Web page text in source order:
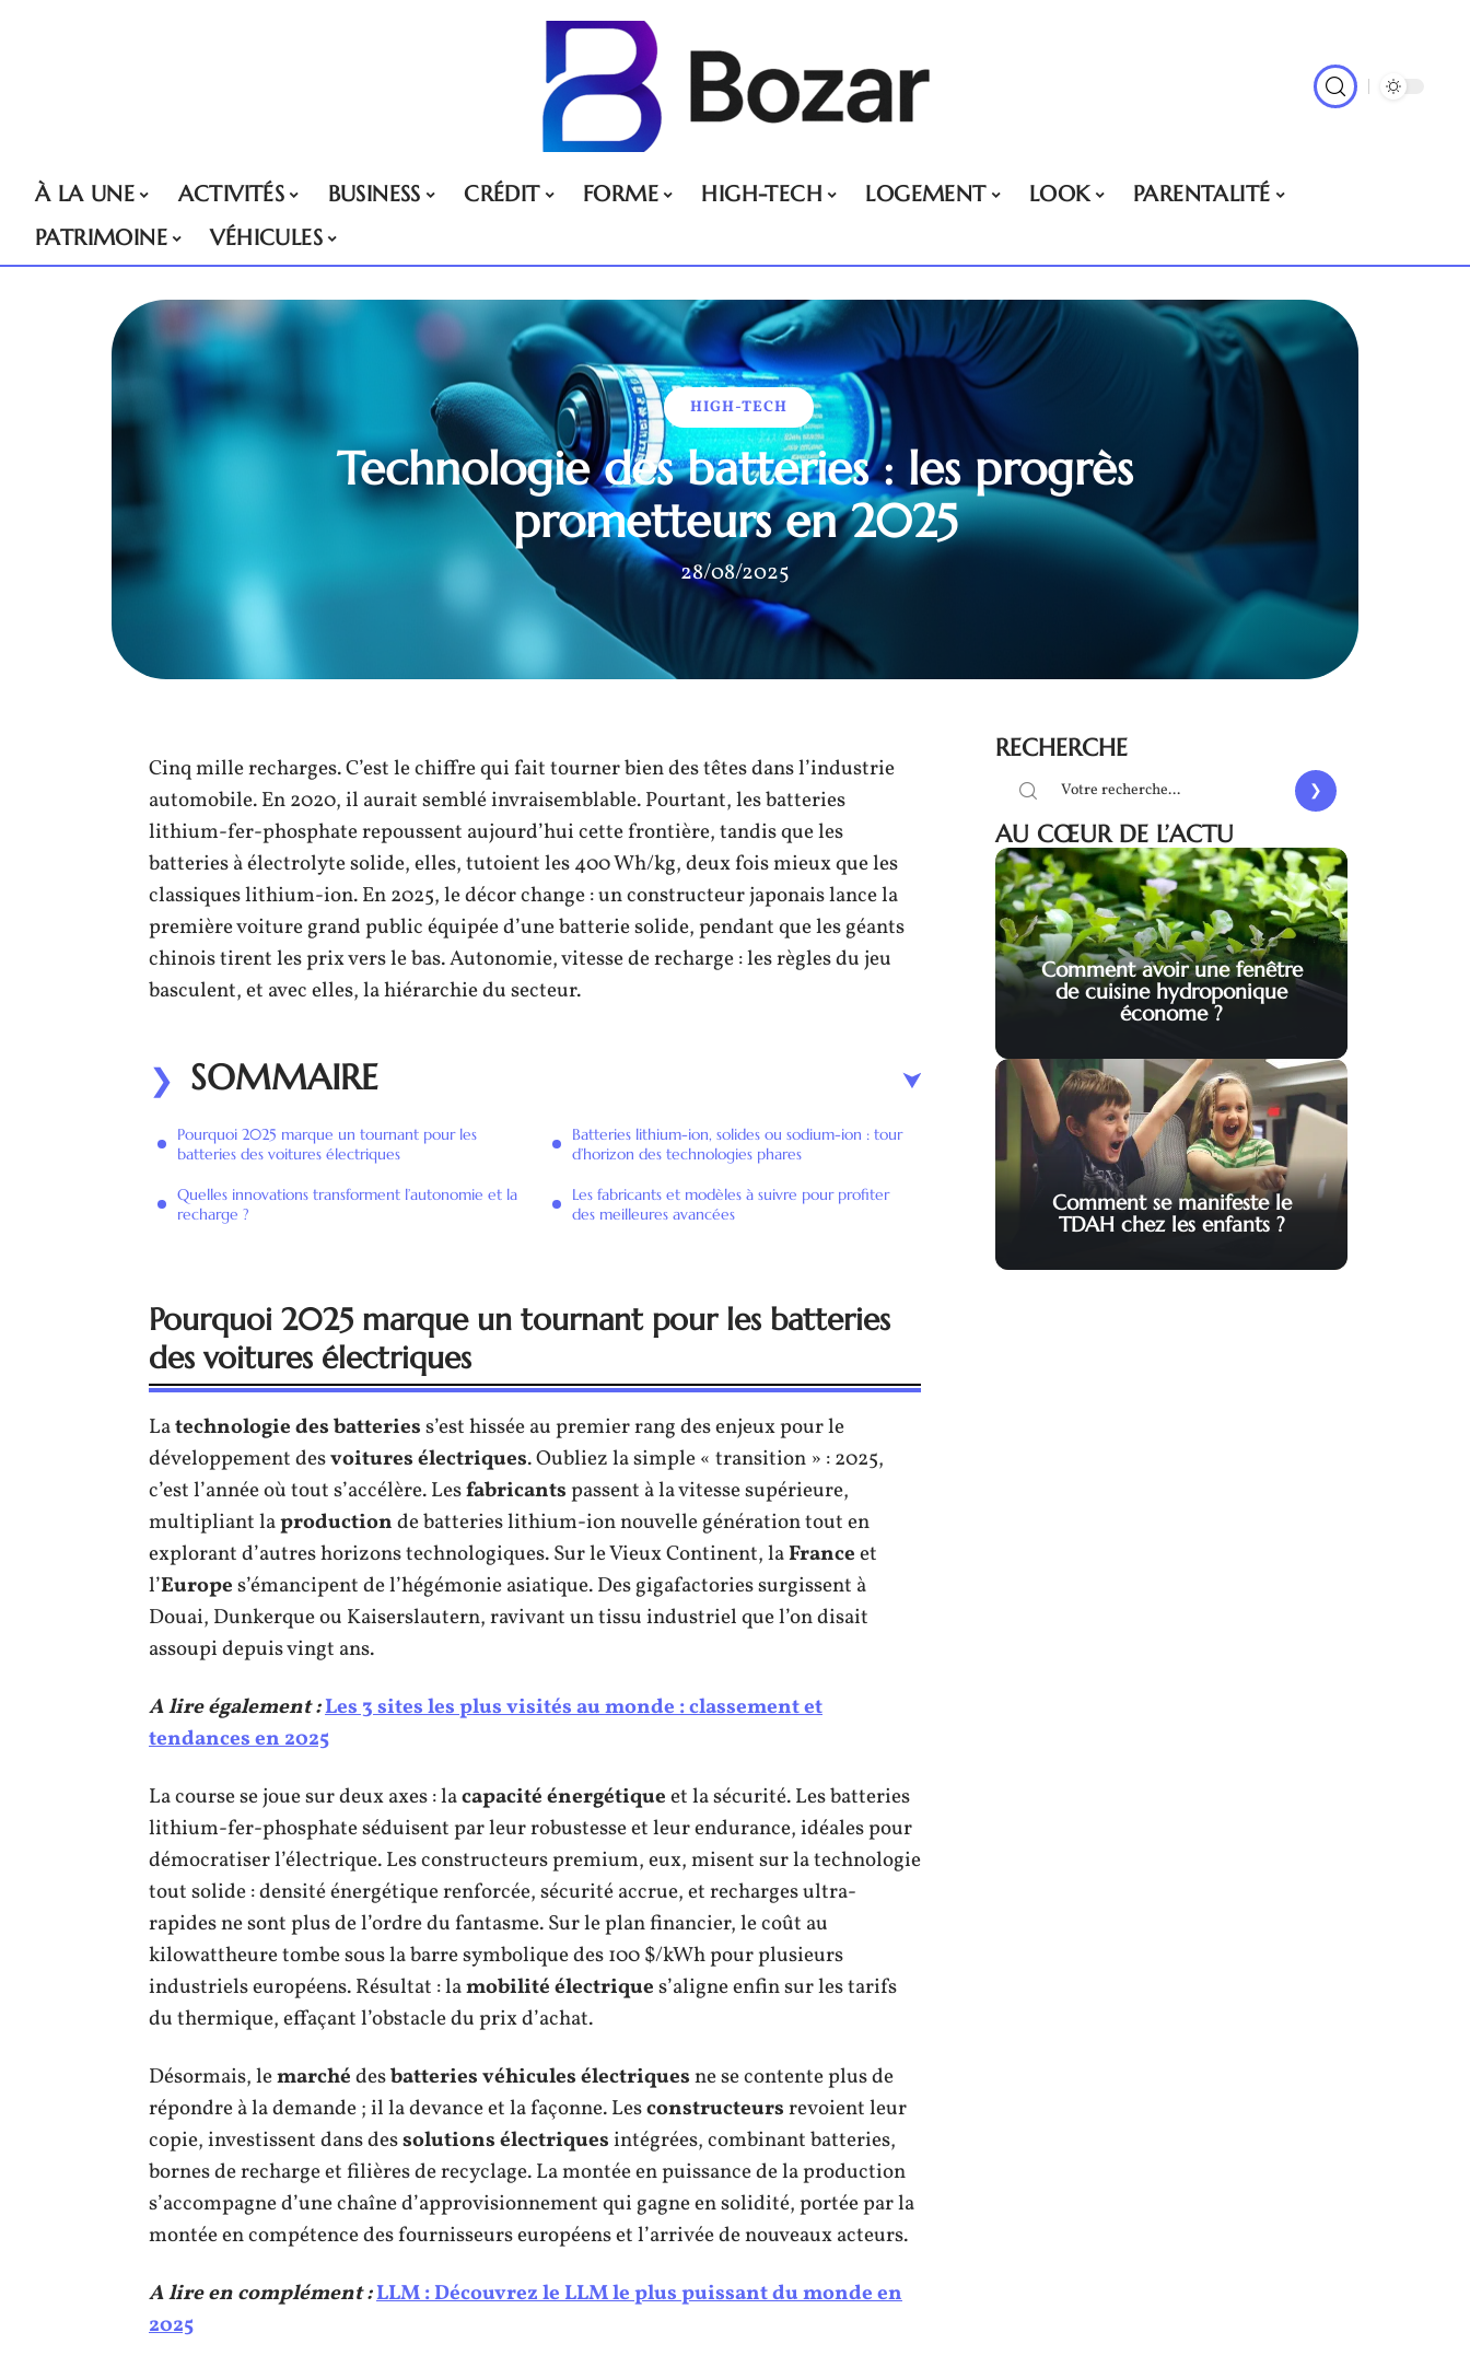
À LA UNE ACTIVITÉS BUSINESS CRÉDIT FORME HIGH-TECH LOGEMENT LOOK
PARENTALITÉ
PATRIMOINE
VÉHICULES
HIGH-TECH
Technologie des batteries : les progrès
prometteurs en 2025
28/08/2025
Cinq mille recharges. C’est le chiffre qui fait tourner bien des têtes dans l’industrie
automobile. En 2020, il aurait semblé invraisemblable. Pourtant, les batteries
lithium-fer-phosphate repoussent aujourd’hui cette frontière, tandis que les
batteries à électrolyte solide, elles, tutoient les 400 Wh/kg, deux fois mieux que les
classiques lithium-ion. En 2025, le décor change : un constructeur japonais lance la
première voiture grand public équipée d’une batterie solide, pendant que les géants
chinois tirent les prix vers le bas. Autonomie, vitesse de recharge : les règles du jeu
basculent, et avec elles, la hiérarchie du secteur.
SOMMAIRE
Pourquoi 2025 marque un tournant pour les
batteries des voitures électriques
Quelles innovations transforment l’autonomie et la
recharge ?
Batteries lithium-ion, solides ou sodium-ion : tour
d’horizon des technologies phares
Les fabricants et modèles à suivre pour profiter
des meilleures avancées
Pourquoi 2025 marque un tournant pour les batteries
des voitures électriques
Latechnologie des batteriess’est hissée au premier rang des enjeux pour le
développement desvoitures électriques. Oubliez la simple « transition » : 2025,
c’est l’année où tout s’accélère. Lesfabricantspassent à la vitesse supérieure,
multipliant laproductionde batteries lithium-ion nouvelle génération tout en
explorant d’autres horizons technologiques. Sur le Vieux Continent, laFranceet
l’Europes’émancipent de l’hégémonie asiatique. Des gigafactories surgissent à
Douai, Dunkerque ou Kaiserslautern, ravivant un tissu industriel que l’on disait
assoupi depuis vingt ans.
A lire également :Les 3 sites les plus visités au monde : classement et
tendances en 2025
La course se joue sur deux axes : lacapacité énergétiqueet la sécurité. Les batteries
lithium-fer-phosphate séduisent par leur robustesse et leur endurance, idéales pour
démocratiser l’électrique. Les constructeurs premium, eux, misent sur la technologie
tout solide : densité énergétique renforcée, sécurité accrue, et recharges ultra-
rapides ne sont plus de l’ordre du fantasme. Sur le plan financier, le coût au
kilowattheure tombe sous la barre symbolique des 100 $/kWh pour plusieurs
industriels européens. Résultat : lamobilité électriques’aligne enfin sur les tarifs
du thermique, effaçant l’obstacle du prix d’achat.
Désormais, lemarchédesbatteries véhicules électriquesne se contente plus de
répondre à la demande ; il la devance et la façonne. Lesconstructeursrevoient leur
copie, investissent dans dessolutions électriquesintégrées, combinant batteries,
bornes de recharge et filières de recyclage. La montée en puissance de la production
s’accompagne d’une chaîne d’approvisionnement qui gagne en solidité, portée par la
montée en compétence des fournisseurs européens et l’arrivée de nouveaux acteurs.
A lire en complément :LLM : Découvrez le LLM le plus puissant du monde en
2025
RECHERCHE
AU CŒUR DE L’ACTU
Comment avoir une fenêtre
de cuisine hydroponique
économe ?
Comment se manifeste le
TDAH chez les enfants ?